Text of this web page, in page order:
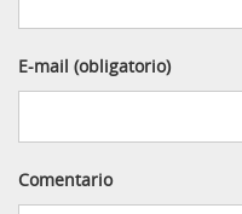
E-mail (obligatorio)
Comentario